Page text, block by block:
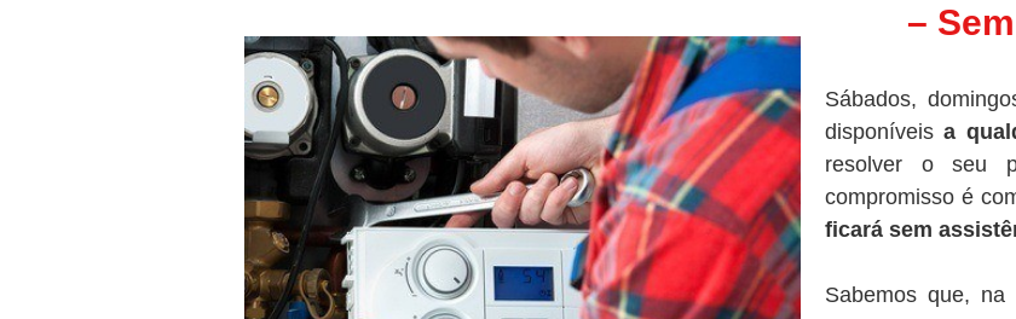
–
Sábados,
disponíveisa
resolver o seu
compromisso é
ficará sem
Sabemos que, na